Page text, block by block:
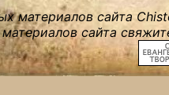
материалов сайта
сайта